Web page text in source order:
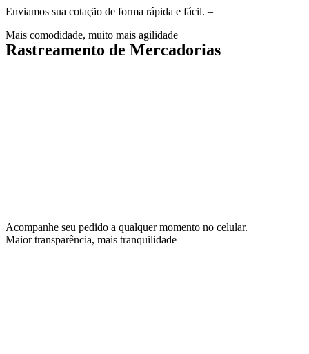
Enviamos sua cotação de forma rápida e fácil. –
Mais comodidade, muito mais agilidade
Rastreamento de Mercadorias
Acompanhe seu pedido a qualquer momento no celular.
Maior transparência, mais tranquilidade